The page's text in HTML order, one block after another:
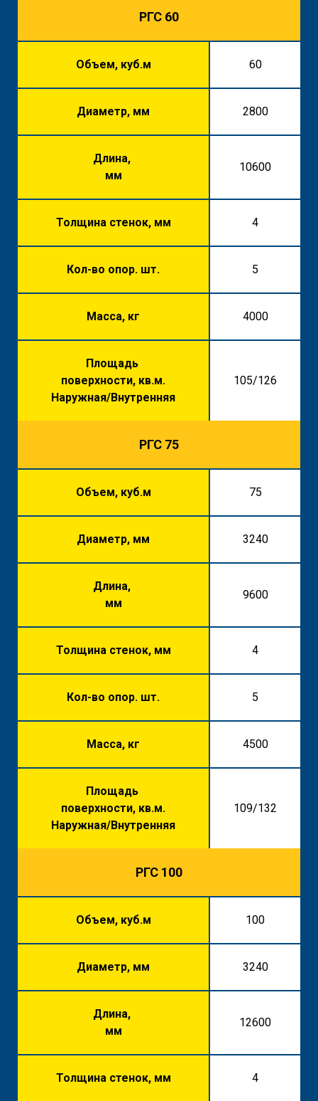
РГС 60
Объем, куб.м 60
Диаметр, мм 2800
Длина,
мм
10600
Толщина стенок, мм 4
Кол-во опор. шт. 5
Масса, кг 4000
Площадь
поверхности, кв.м.
Наружная/Внутренняя
105/126
РГС 75
Объем, куб.м 75
Диаметр, мм 3240
Длина,
мм
9600
Толщина стенок, мм 4
Кол-во опор. шт. 5
Масса, кг 4500
Площадь
поверхности, кв.м.
Наружная/Внутренняя
109/132
РГС 100
Объем, куб.м 100
Диаметр, мм 3240
Длина,
мм
12600
Толщина стенок, мм 4